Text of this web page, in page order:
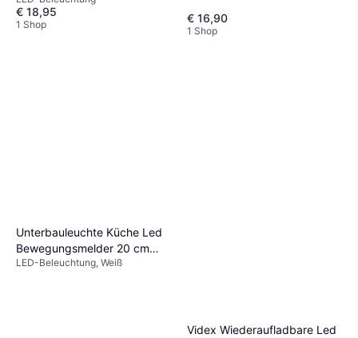
Garderobenbeleuchtung
€ 18,95
1 Shop € 16,90
1 Shop
Unterbauleuchte Küche Led
Bewegungsmelder 20 cm
Weiß 3 Stück
LED-Beleuchtung, Weiß
Videx Wiederaufladbare Led